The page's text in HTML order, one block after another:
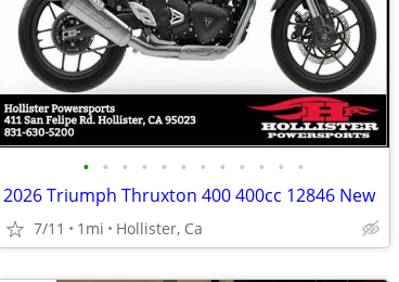
• • • • • • • • • • • •
2026 Triumph Thruxton 400 400cc 12846 New
7/11 1mi Hollister, Ca